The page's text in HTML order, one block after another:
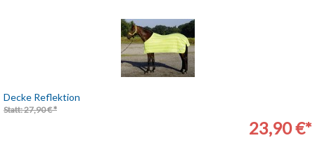
Decke Reflektion
Statt: 27,90 € *
23,90 €*